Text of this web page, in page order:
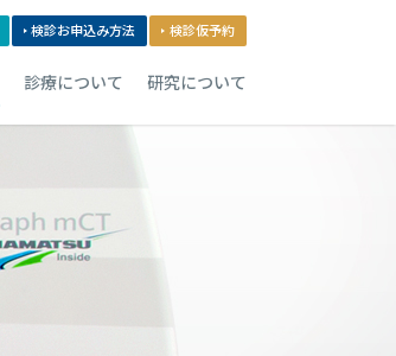
診療について 研究について
検診お申込み方法 検診仮予約